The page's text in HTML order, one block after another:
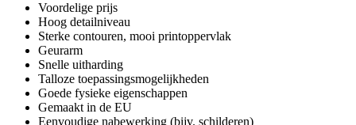
Voordelige prijs
Hoog detailniveau
Sterke contouren, mooi printoppervlak
Geurarm
Snelle uitharding
Talloze toepassingsmogelijkheden
Goede fysieke eigenschappen
Gemaakt in de EU
Eenvoudige nabewerking (bijv. schilderen)